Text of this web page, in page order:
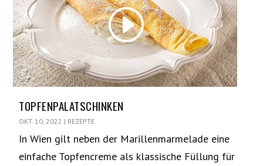
TOPFENPALATSCHINKEN
OKT. 10, 2022 | REZEPTE
In Wien gilt neben der Marillenmarmelade eine
einfache Topfencreme als klassische Füllung für